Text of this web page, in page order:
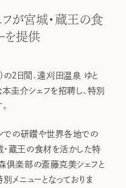
が宮城・蔵王の食
を提供
2日間、遠刈田温泉 ゆと
圭介シェフを招聘し、特別
ンでの研鑽や世界各地での
蔵王の食材を活かした特
倶楽部の斎藤克美シェフと
メニューとなっておりま